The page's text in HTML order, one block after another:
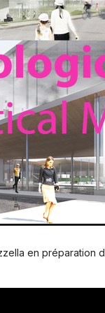
en préparation